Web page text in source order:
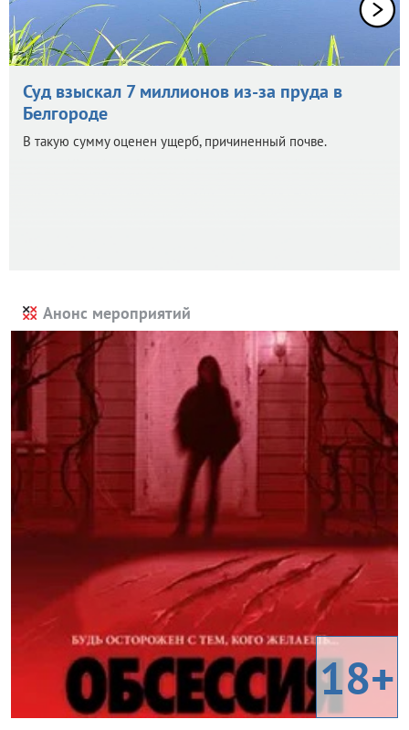
Суд взыскал 7 миллионов из-за пруда в
Белгороде
В такую сумму оценен ущерб, причиненный почве.
Анонс мероприятий
18+